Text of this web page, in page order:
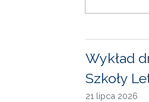
Wykład
Szkoły
21 lipca 2026